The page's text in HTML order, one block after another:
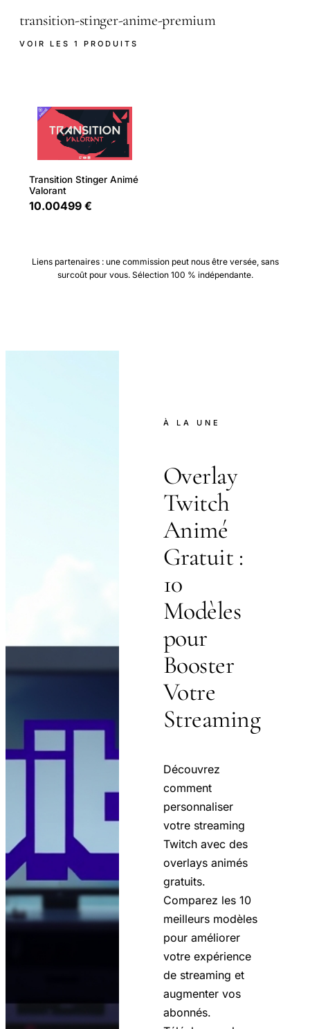
transition-stinger-anime-premium
VOIR LES 1 PRODUITS
Transition Stinger Animé
Valorant
10.00499 €
Liens partenaires : une commission peut nous être versée, sans
surcoût pour vous. Sélection 100 % indépendante.
À LA UNE
Overlay
Twitch
Animé
Gratuit :
10
Modèles
pour
Booster
Votre
Streaming
Découvrez
comment
personnaliser
votre streaming
Twitch avec des
overlays animés
gratuits.
Comparez les 10
meilleurs modèles
pour améliorer
votre expérience
de streaming et
augmenter vos
abonnés.